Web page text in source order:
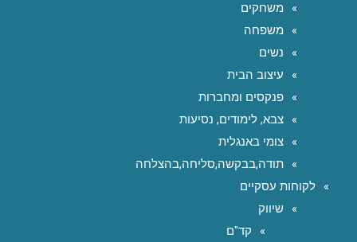
משחקים
משפחה
נשים
עיצוב הבית
פנקסים ומחברות
צבא, לימודים, נסיעות
צומי באנגלית
תודה,בבקשה,סליחה,בהצלחה
לקוחות עסקיים
שיווק
קד"ם